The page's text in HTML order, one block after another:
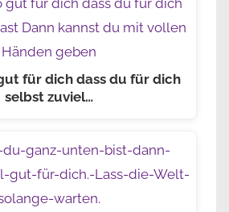
für dich dass du für dich
selbst zuviel…